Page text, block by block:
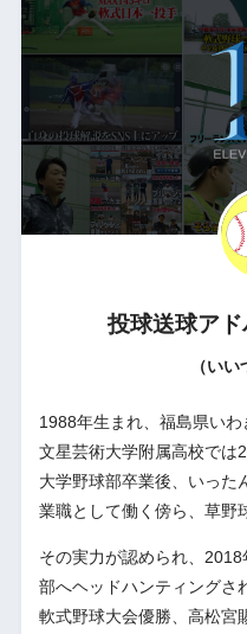
投球送球ア
（いい
1988年生まれ、福島県いわ
文星芸術大学附属高校では
大学野球部卒業後、いった
業職として働く傍ら、草野
その実力が認められ、
部へヘッドハンティングさ
軟式野球大会優勝、高松宮